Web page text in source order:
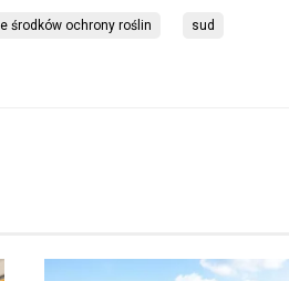
środków ochrony roślin sud